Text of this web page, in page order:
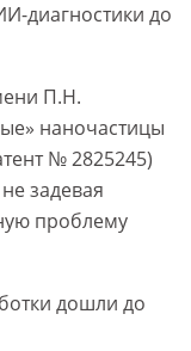
диагностики до
П.Н.
наночастицы
№ 2825245)
задевая
проблему
дошли до